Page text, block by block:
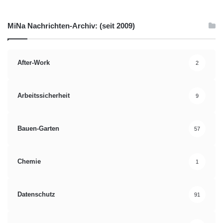
MiNa Nachrichten-Archiv: (seit 2009)
After-Work 2
Arbeitssicherheit 9
Bauen-Garten 57
Chemie 1
Datenschutz 91